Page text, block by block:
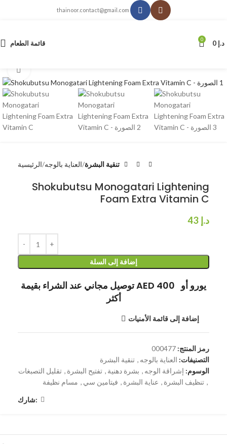
thainoor.contact@gmail.com
قائمة الطعام 0 د.إ
الرئيسية العناية بالوجه تنقية البشرة
Shokubutsu Monogatari Lightening
Foam Extra Vitamin C
د.إ
إضافة إلى السلة
توصيل مجاني عند الشراء بقيمة AED 400 يورو أو
أكثر
إضافة إلى قائمة الأمنيات
رمز المنتج: 000477
التصنيفات: العناية بالوجه , تنقية البشرة
الوسوم: إشراقة الوجه , بشرة دهنية , تفتيح البشرة , تقليل التصبغات
, تنظيف البشرة , عناية البشرة , فيتامين سي , مسام نظيفة
شارك: